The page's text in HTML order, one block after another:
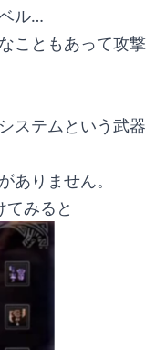
ル…
こともあって攻撃
ステムという武器
ありません。
みると